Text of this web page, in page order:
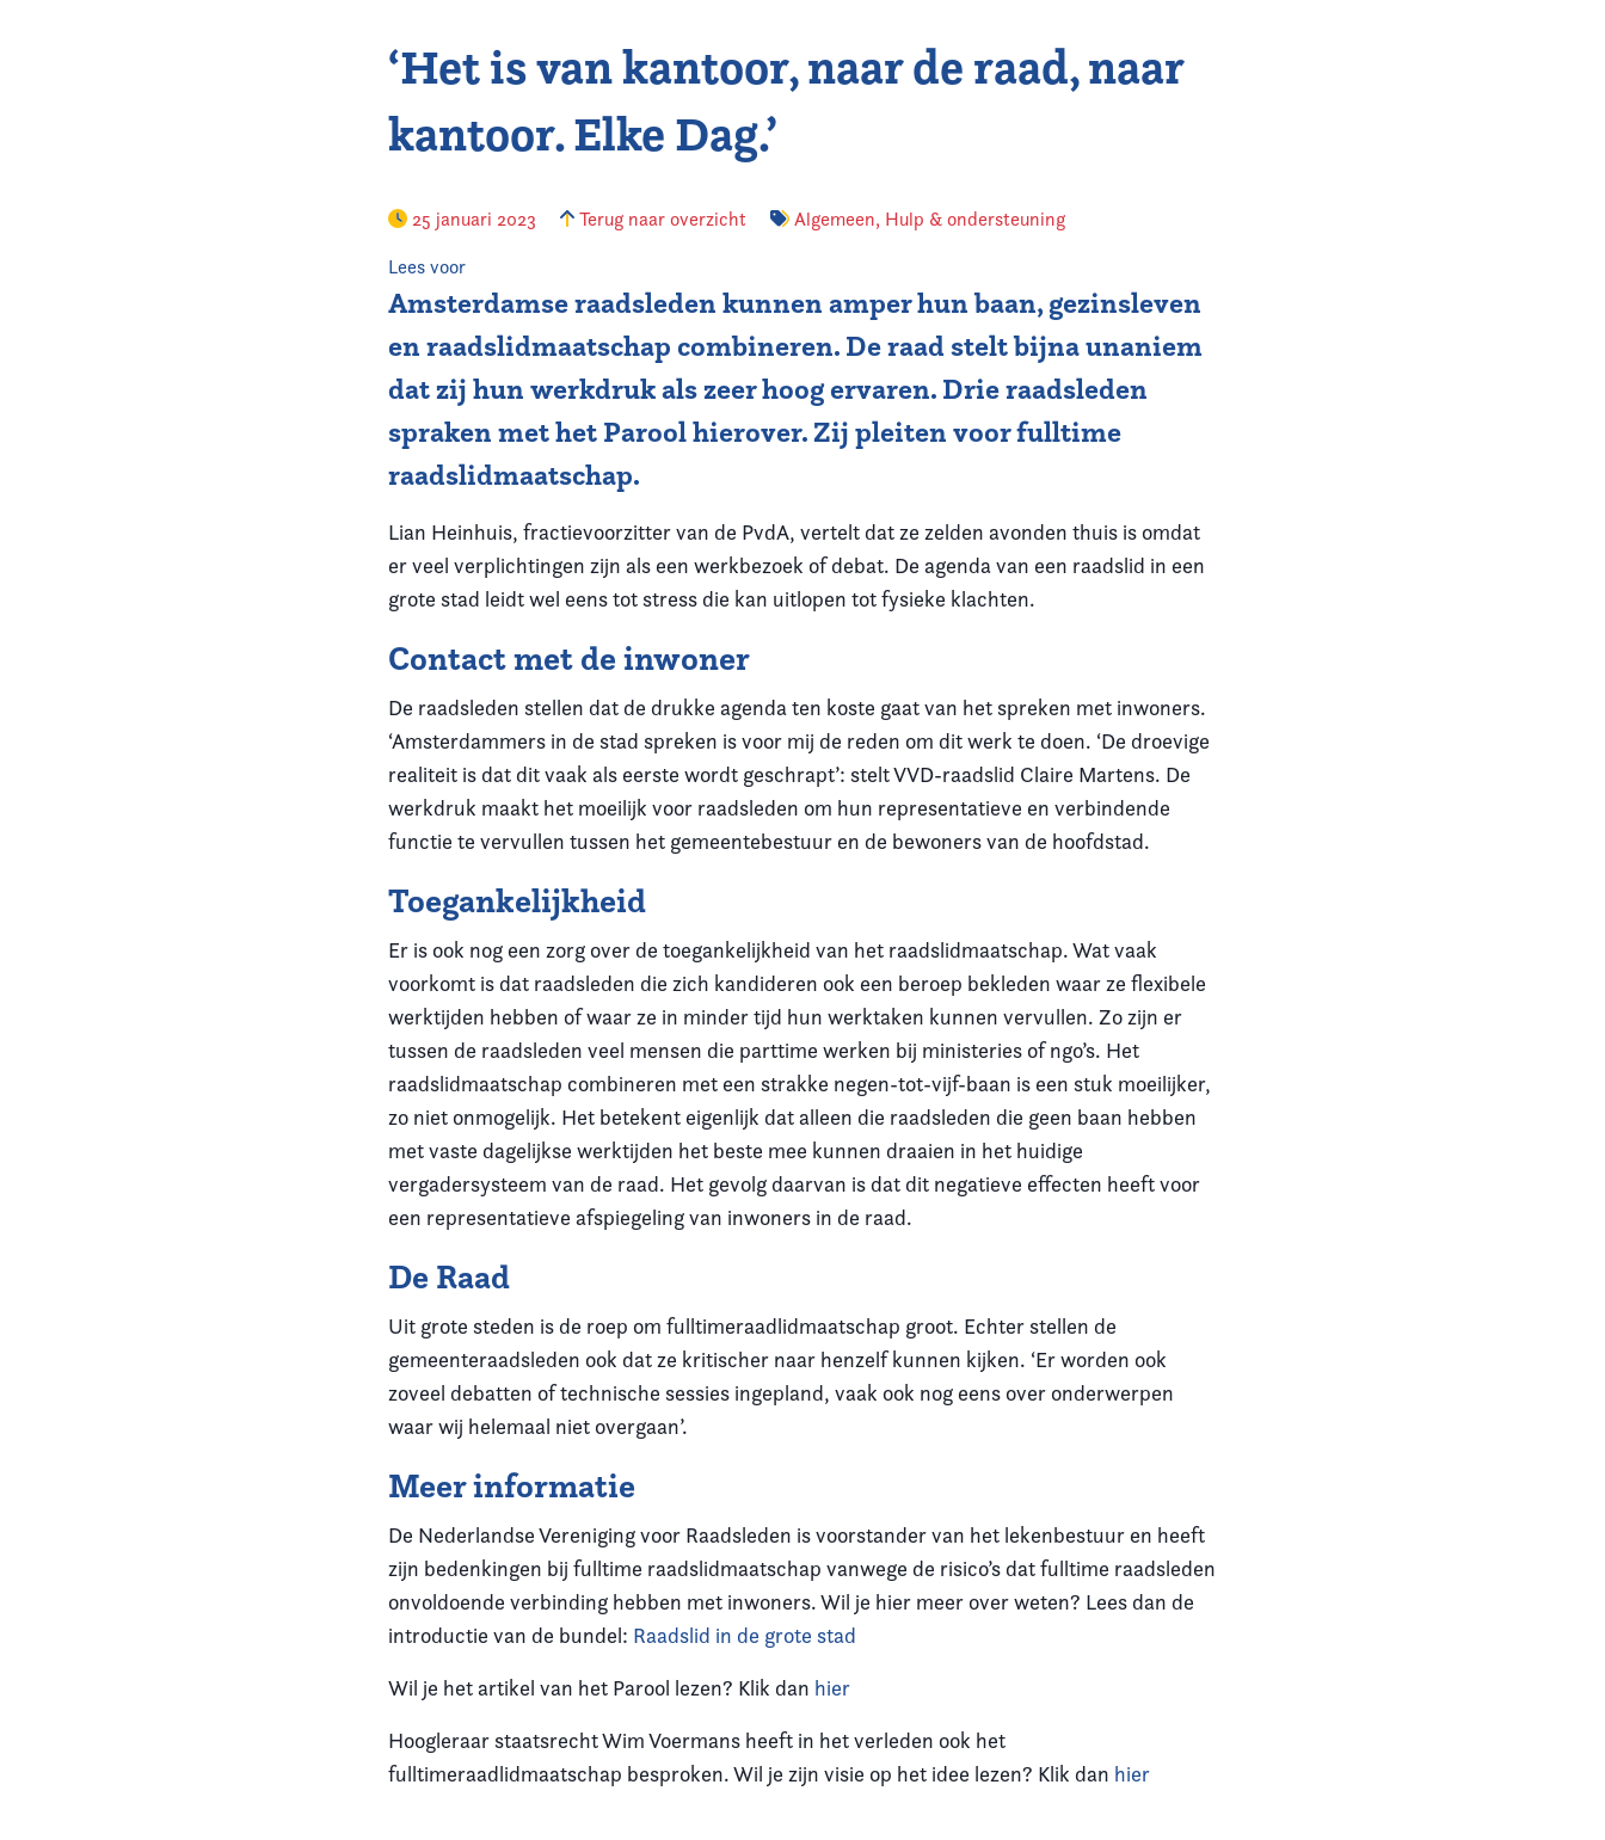
‘Het is van kantoor, naar de raad, naar
kantoor. Elke Dag.’
25 januari 2023 Terug naar overzicht Algemeen, Hulp & ondersteuning
Lees voor
Amsterdamse raadsleden kunnen amper hun baan, gezinsleven
en raadslidmaatschap combineren. De raad stelt bijna unaniem
dat zij hun werkdruk als zeer hoog ervaren. Drie raadsleden
spraken met het Parool hierover. Zij pleiten voor fulltime
raadslidmaatschap.
Lian Heinhuis, fractievoorzitter van de PvdA, vertelt dat ze zelden avonden thuis is omdat
er veel verplichtingen zijn als een werkbezoek of debat. De agenda van een raadslid in een
grote stad leidt wel eens tot stress die kan uitlopen tot fysieke klachten.
Contact met de inwoner
De raadsleden stellen dat de drukke agenda ten koste gaat van het spreken met inwoners.
‘Amsterdammers in de stad spreken is voor mij de reden om dit werk te doen. ‘De droevige
realiteit is dat dit vaak als eerste wordt geschrapt’: stelt VVD-raadslid Claire Martens. De
werkdruk maakt het moeilijk voor raadsleden om hun representatieve en verbindende
functie te vervullen tussen het gemeentebestuur en de bewoners van de hoofdstad.
Toegankelijkheid
Er is ook nog een zorg over de toegankelijkheid van het raadslidmaatschap. Wat vaak
voorkomt is dat raadsleden die zich kandideren ook een beroep bekleden waar ze flexibele
werktijden hebben of waar ze in minder tijd hun werktaken kunnen vervullen. Zo zijn er
tussen de raadsleden veel mensen die parttime werken bij ministeries of ngo’s. Het
raadslidmaatschap combineren met een strakke negen-tot-vijf-baan is een stuk moeilijker,
zo niet onmogelijk. Het betekent eigenlijk dat alleen die raadsleden die geen baan hebben
met vaste dagelijkse werktijden het beste mee kunnen draaien in het huidige
vergadersysteem van de raad. Het gevolg daarvan is dat dit negatieve effecten heeft voor
een representatieve afspiegeling van inwoners in de raad.
De Raad
Uit grote steden is de roep om fulltimeraadlidmaatschap groot. Echter stellen de
gemeenteraadsleden ook dat ze kritischer naar henzelf kunnen kijken. ‘Er worden ook
zoveel debatten of technische sessies ingepland, vaak ook nog eens over onderwerpen
waar wij helemaal niet overgaan’.
Meer informatie
De Nederlandse Vereniging voor Raadsleden is voorstander van het lekenbestuur en heeft
zijn bedenkingen bij fulltime raadslidmaatschap vanwege de risico’s dat fulltime raadsleden
onvoldoende verbinding hebben met inwoners. Wil je hier meer over weten? Lees dan de
introductie van de bundel: Raadslid in de grote stad
Wil je het artikel van het Parool lezen? Klik dan hier
Hoogleraar staatsrecht Wim Voermans heeft in het verleden ook het
fulltimeraadlidmaatschap besproken. Wil je zijn visie op het idee lezen? Klik dan hier